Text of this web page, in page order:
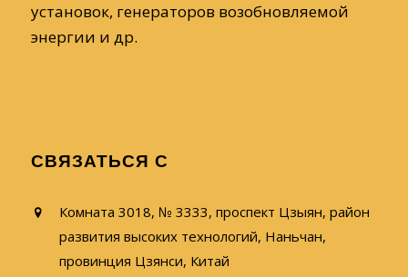
установок, генераторов возобновляемой
энергии и др.
СВЯЗАТЬСЯ С
Комната 3018, № 3333, проспект Цзыян, район
развития высоких технологий, Наньчан,
провинция Цзянси, Китай